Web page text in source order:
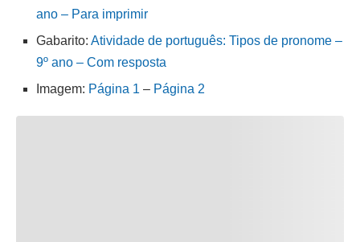
ano – Para imprimir
Gabarito: Atividade de português: Tipos de pronome –
9º ano – Com resposta
Imagem: Página 1 – Página 2